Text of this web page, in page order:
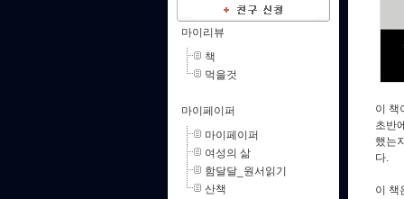
이 책
초반
했는
다.
이 책
마이리뷰
책
먹을것
마이페이퍼
마이페이퍼
여성의 삶
함달달_원서읽기
산책